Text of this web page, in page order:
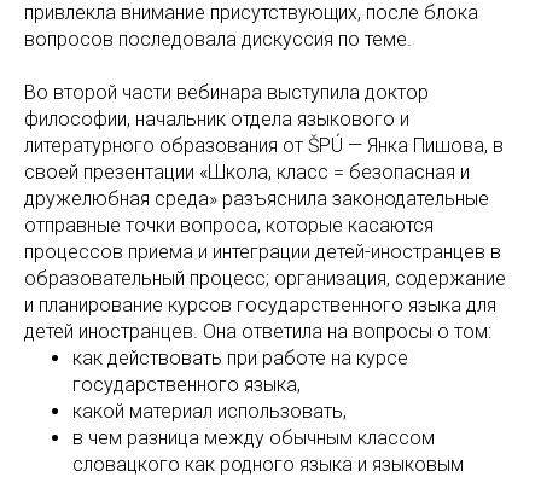
привлекла внимание присутствующих, после блока
вопросов последовала дискуссия по теме.
Во второй части вебинара выступила доктор
философии, начальник отдела языкового и
литературного образования от ŠPÚ — Янка Пишова, в
своей презентации «Школа, класс = безопасная и
дружелюбная среда» разъяснила законодательные
отправные точки вопроса, которые касаются
процессов приема и интеграции детей-иностранцев в
образовательный процесс; организация, содержание
и планирование курсов государственного языка для
детей иностранцев. Она ответила на вопросы о том:
как действовать при работе на курсе
государственного языка,
какой материал использовать,
в чем разница между обычным классом
словацкого как родного языка и языковым